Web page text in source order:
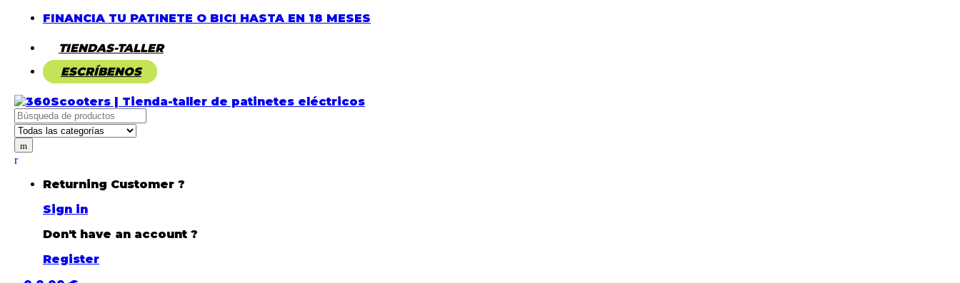
FINANCIA TU PATINETE O BICI HASTA EN 18 MESES
TIENDAS-TALLER
ESCRÍBENOS
Returning Customer ?
Sign in
Don't have an account ?
Register